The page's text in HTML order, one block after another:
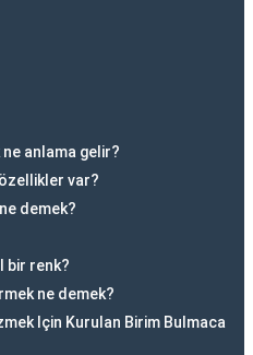
ne anlama gelir?
var?
demek?
bir renk?
ne demek?
Için Kurulan Birim Bulmaca